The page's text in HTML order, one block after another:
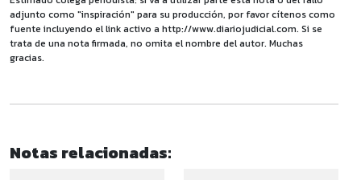
adjunto como "inspiración" para su producción, por favor cítenos como
fuente incluyendo el link activo a http://www.diariojudicial.com. Si se
trata de una nota firmada, no omita el nombre del autor. Muchas
gracias.
Notas relacionadas: